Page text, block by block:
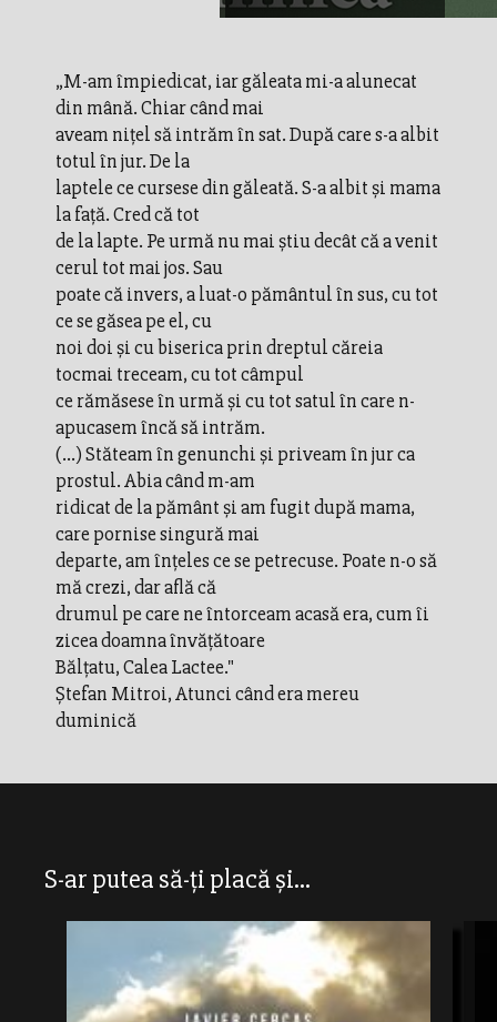
„M-am împiedicat, iar găleata mi-a alunecat
din mână. Chiar când mai
aveam nițel să intrăm în sat. După care s-a albit
totul în jur. De la
laptele ce cursese din găleată. S-a albit și mama
la față. Cred că tot
de la lapte. Pe urmă nu mai știu decât că a venit
cerul tot mai jos. Sau
poate că invers, a luat-o pământul în sus, cu tot
ce se găsea pe el, cu
noi doi și cu biserica prin dreptul căreia
tocmai treceam, cu tot câmpul
ce rămăsese în urmă și cu tot satul în care n-
apucasem încă să intrăm.
(...) Stăteam în genunchi și priveam în jur ca
prostul. Abia când m-am
ridicat de la pământ și am fugit după mama,
care pornise singură mai
departe, am înțeles ce se petrecuse. Poate n-o să
mă crezi, dar află că
drumul pe care ne întorceam acasă era, cum îi
zicea doamna învățătoare
Bălțatu, Calea Lactee."
Ștefan Mitroi, Atunci când era mereu
duminică
S-ar putea să-ți placă și...